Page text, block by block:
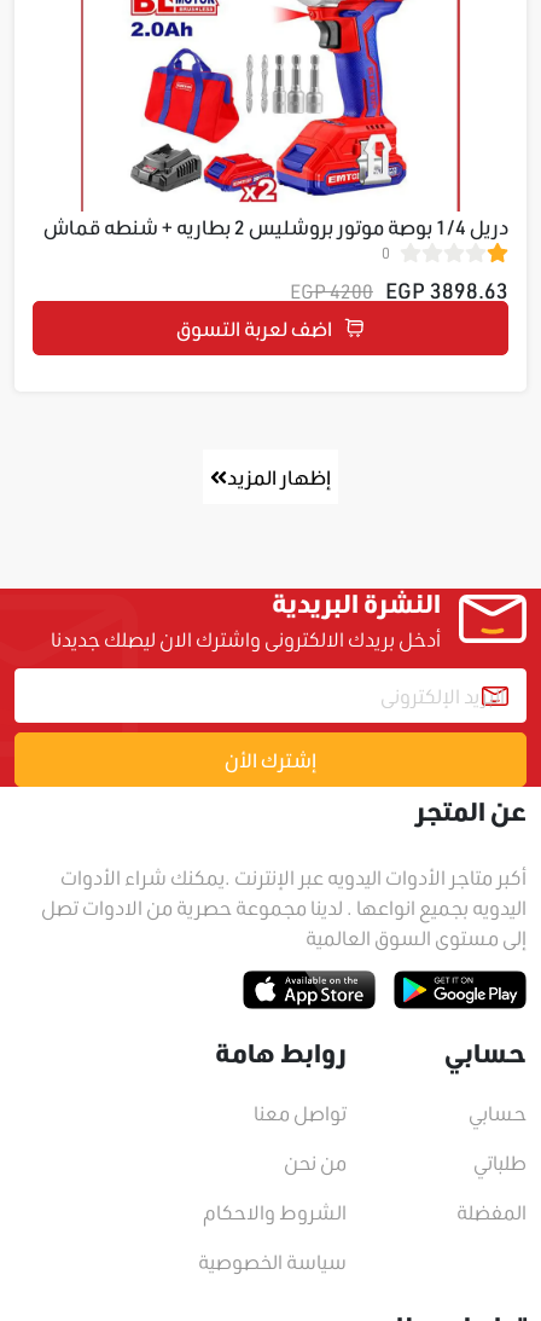
دريل 1/4 بوصة موتور بروشليس 2 بطاريه + شنطه قماش
ECDLIR20221
0
3898.63 EGP
4200 EGP
اضف لعربة التسوق
إظهار المزيد
النشرة البريدية
أدخل بريدك الالكترونى واشترك الان ليصلك جديدنا
إشترك الأن
عن المتجر
أكبر متاجر الأدوات اليدويه عبر الإنترنت .يمكنك شراء الأدوات
اليدويه بجميع انواعها . لدينا مجموعة حصرية من الادوات تصل
إلى مستوى السوق العالمية
حسابي
حسابي
طلباتي
المفضلة
روابط هامة
تواصل معنا
من نحن
الشروط والاحكام
سياسة الخصوصية